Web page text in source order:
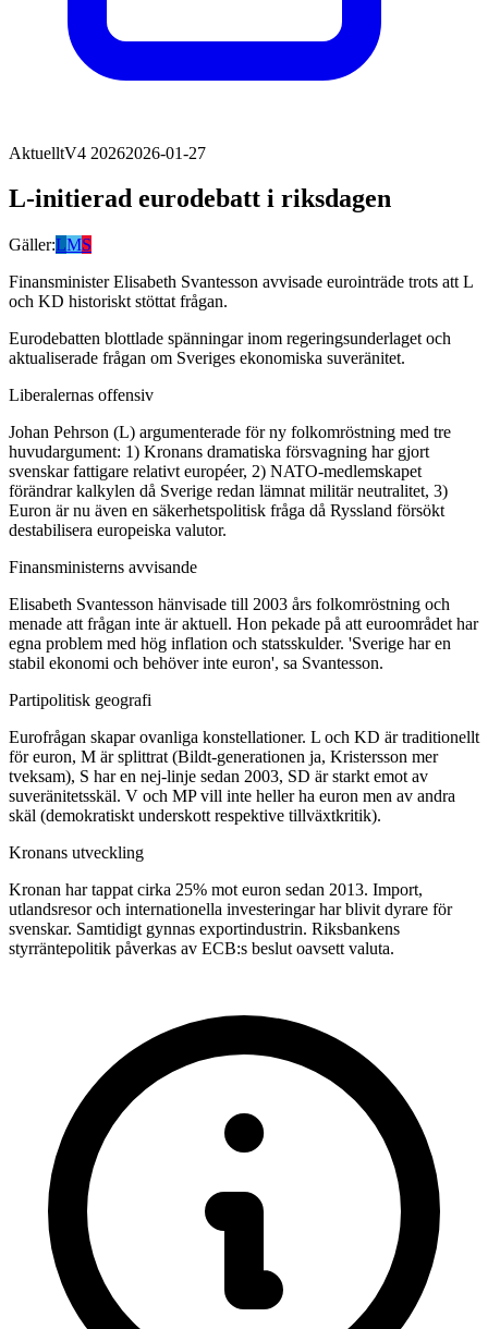
AktuelltV4 20262026-01-27
L-initierad eurodebatt i riksdagen
Gäller:LMS
Finansminister Elisabeth Svantesson avvisade eurointräde trots att L
och KD historiskt stöttat frågan.
Eurodebatten blottlade spänningar inom regeringsunderlaget och
aktualiserade frågan om Sveriges ekonomiska suveränitet.
Liberalernas offensiv
Johan Pehrson (L) argumenterade för ny folkomröstning med tre
huvudargument: 1) Kronans dramatiska försvagning har gjort
svenskar fattigare relativt européer, 2) NATO-medlemskapet
förändrar kalkylen då Sverige redan lämnat militär neutralitet, 3)
Euron är nu även en säkerhetspolitisk fråga då Ryssland försökt
destabilisera europeiska valutor.
Finansministerns avvisande
Elisabeth Svantesson hänvisade till 2003 års folkomröstning och
menade att frågan inte är aktuell. Hon pekade på att euroområdet har
egna problem med hög inflation och statsskulder. 'Sverige har en
stabil ekonomi och behöver inte euron', sa Svantesson.
Partipolitisk geografi
Eurofrågan skapar ovanliga konstellationer. L och KD är traditionellt
för euron, M är splittrat (Bildt-generationen ja, Kristersson mer
tveksam), S har en nej-linje sedan 2003, SD är starkt emot av
suveränitetsskäl. V och MP vill inte heller ha euron men av andra
skäl (demokratiskt underskott respektive tillväxtkritik).
Kronans utveckling
Kronan har tappat cirka 25% mot euron sedan 2013. Import,
utlandsresor och internationella investeringar har blivit dyrare för
svenskar. Samtidigt gynnas exportindustrin. Riksbankens
styrräntepolitik påverkas av ECB:s beslut oavsett valuta.